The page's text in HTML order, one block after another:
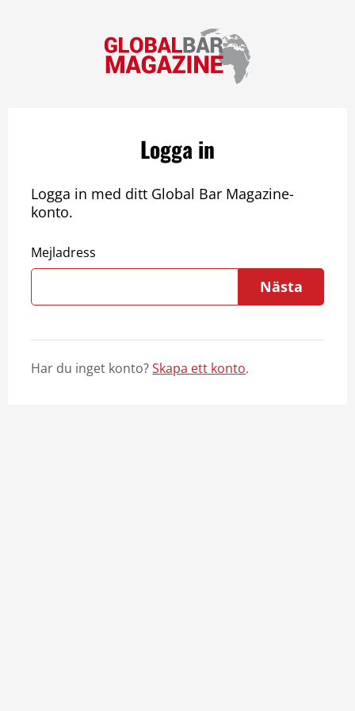
Logga in
Logga in med ditt Global Bar Magazine-
konto.
Mejladress
Nästa
Har du inget konto?Skapa ett konto.